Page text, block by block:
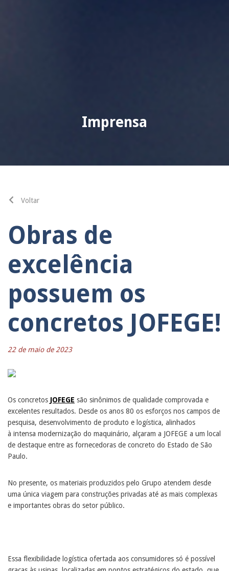
Imprensa
Voltar
Obras de
excelência
possuem os
concretos JOFEGE!
22 de maio de 2023
Os concretos JOFEGE são sinônimos de qualidade comprovada e
excelentes resultados. Desde os anos 80 os esforços nos campos de
pesquisa, desenvolvimento de produto e logística, alinhados
à intensa modernização do maquinário, alçaram a JOFEGE a um local
de destaque entre as fornecedoras de concreto do Estado de São
Paulo.
No presente, os materiais produzidos pelo Grupo atendem desde
uma única viagem para construções privadas até as mais complexas
e importantes obras do setor público.
Essa flexibilidade logística ofertada aos consumidores só é possível